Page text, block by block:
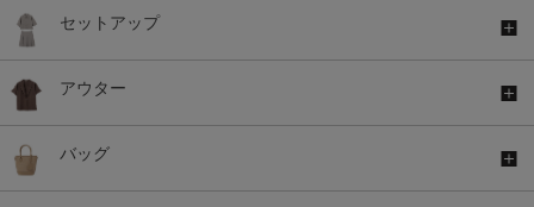
セットアップ
アウター
バッグ